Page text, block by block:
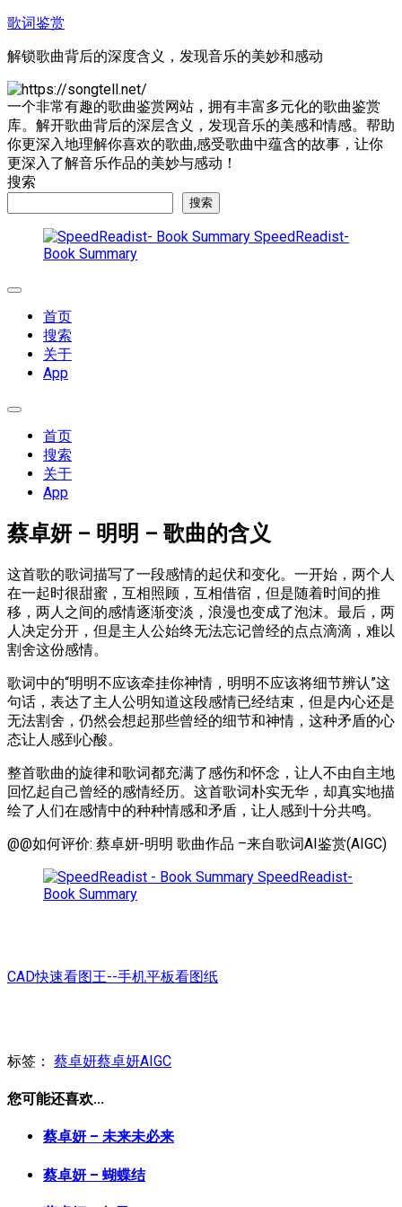
跳
内
容
歌词鉴赏
解锁歌曲背后的深度含义，发现音乐的美妙和感动
一个非常有趣的歌曲鉴赏网站，拥有丰富多元化的歌曲鉴赏
库。解开歌曲背后的深层含义，发现音乐的美感和情感。帮助
你更深入地理解你喜欢的歌曲,感受歌曲中蕴含的故事，让你
更深入了解音乐作品的美妙与感动！
搜索
搜索
SpeedReadist-
Book Summary
展
首页
搜索
关于
App
展
首页
搜索
关于
App
蔡卓妍 – 明明 – 歌曲的含义
这首歌的歌词描写了一段感情的起伏和变化。一开始，两个人
在一起时很甜蜜，互相照顾，互相借宿，但是随着时间的推
移，两人之间的感情逐渐变淡，浪漫也变成了泡沫。最后，两
人决定分开，但是主人公始终无法忘记曾经的点点滴滴，难以
割舍这份感情。
歌词中的“明明不应该牵挂你神情，明明不应该将细节辨认”这
句话，表达了主人公明知道这段感情已经结束，但是内心还是
无法割舍，仍然会想起那些曾经的细节和神情，这种矛盾的心
态让人感到心酸。
整首歌曲的旋律和歌词都充满了感伤和怀念，让人不由自主地
回忆起自己曾经的感情经历。这首歌词朴实无华，却真实地描
绘了人们在感情中的种种情感和矛盾，让人感到十分共鸣。
@@如何评价: 蔡卓妍-明明 歌曲作品 –来自歌词AI鉴赏(AIGC)
SpeedReadist-
Book Summary
CAD快速看图王--手机平板看图纸
标签： 蔡卓妍蔡卓妍AIGC
您可能还喜欢...
蔡卓妍 – 未来未必来
蔡卓妍 – 蝴蝶结